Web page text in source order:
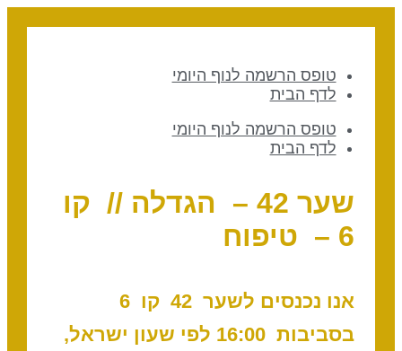
טופס הרשמה לנוף היומי
לדף הבית
טופס הרשמה לנוף היומי
לדף הבית
שער 42 – הגדלה // קו
6 – טיפוח
אנו נכנסים לשער 42 ק
ו 6
בסביבות 16:00 לפי שעון ישראל,